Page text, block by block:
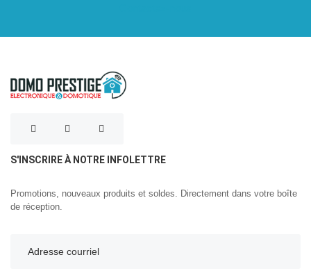
S'INSCRIRE À NOTRE INFOLETTRE
Promotions, nouveaux produits et soldes. Directement dans votre boîte
de réception.